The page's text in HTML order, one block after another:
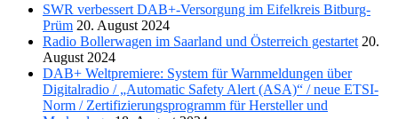
SWR verbessert DAB+-Versorgung im Eifelkreis Bitburg-
Prüm 20. August 2024
Radio Bollerwagen im Saarland und Österreich gestartet 20.
August 2024
DAB+ Weltpremiere: System für Warnmeldungen über
Digitalradio / „Automatic Safety Alert (ASA)“ / neue ETSI-
Norm / Zertifizierungsprogramm für Hersteller und